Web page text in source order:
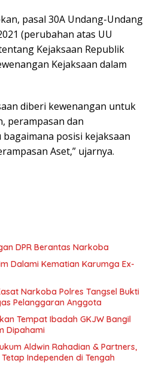
pasal 30A Undang-Undang
(perubahan atas UU
Kejaksaan Republik
Kejaksaan dalam
diberi kewenangan untuk
perampasan dan
posisi kejaksaan
Aset,” ujarnya.
DPR Berantas Narkoba
Dalami Kematian Karumga Ex-
Narkoba Polres Tangsel Bukti
Pelanggaran Anggota
Tempat Ibadah GKJW Bangil
Dipahami
Aldwin Rahadian & Partners,
Independen di Tengah